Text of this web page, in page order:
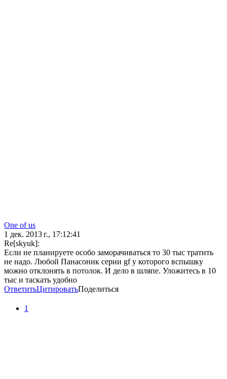
One of us
1 дек. 2013 г., 17:12:41
Re[skyuk]:
Если не планируете особо заморачиваться то 30 тыс тратить
не надо. Любой Панасоник серии gf у которого вспышку
можно отклонять в потолок. И дело в шляпе. Уложитесь в 10
тыс и таскать удобно
ОтветитьЦитироватьПоделиться
1